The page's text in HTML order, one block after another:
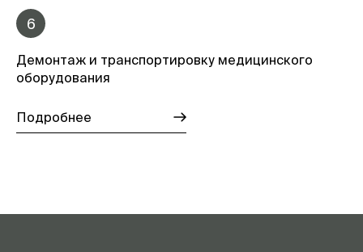
6
Демонтаж и транспортировку медицинского
оборудования
Подробнее